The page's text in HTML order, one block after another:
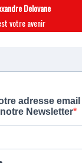
Delovane
votre avenir